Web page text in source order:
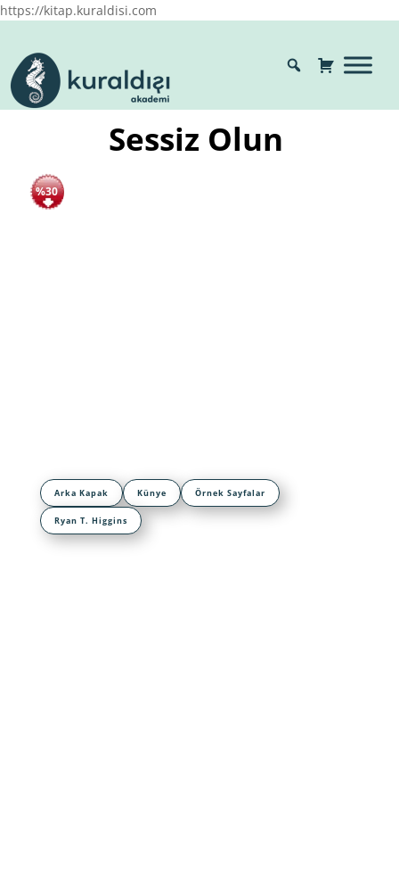
https://kitap.kuraldisi.com
Sessiz Olun
%30
Arka Kapak Künye Örnek Sayfalar
Ryan T. Higgins